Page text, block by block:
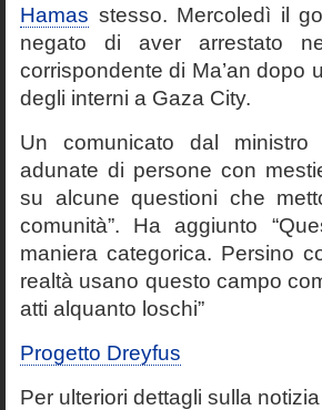
Hamas stesso. Mercoledì il
negato di aver arrestato
corrispondente di Ma’an dopo
degli interni a Gaza City.
Un comunicato dal
adunate di persone con
su alcune questioni che
comunità”. Ha aggiunto
maniera categorica. Persino
realtà usano questo campo
atti alquanto loschi”
Progetto Dreyfus
Per ulteriori dettagli sulla